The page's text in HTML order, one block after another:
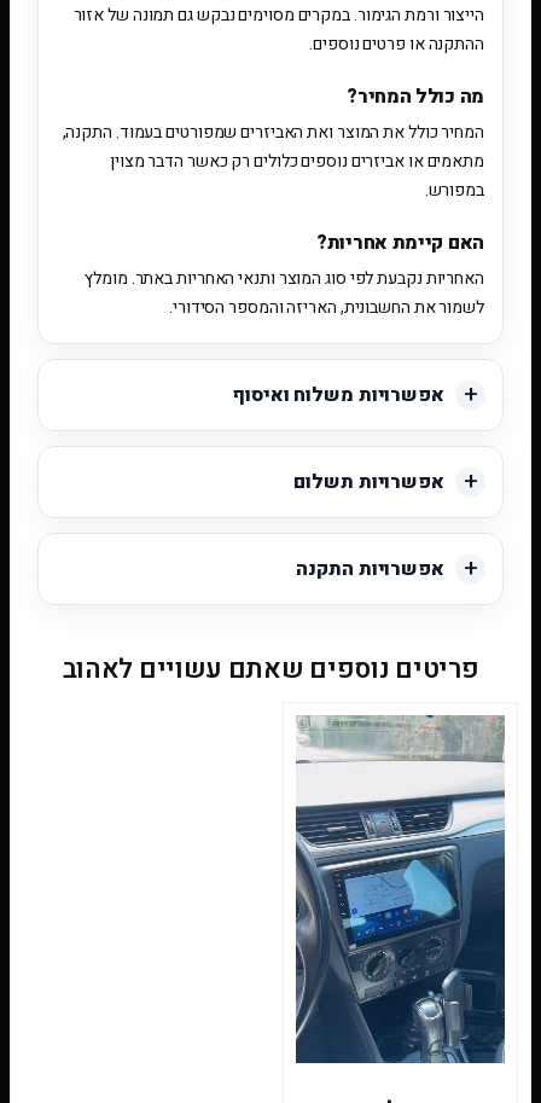
הייצור ורמת הגימור. במקרים מסוימים נבקש גם תמונה של אזור
ההתקנה או פרטים נוספים.
מה כולל המחיר?
המחיר כולל את המוצר ואת האביזרים שמפורטים בעמוד. התקנה,
מתאמים או אביזרים נוספים כלולים רק כאשר הדבר מצוין
במפורש.
האם קיימת אחריות?
האחריות נקבעת לפי סוג המוצר ותנאי האחריות באתר. מומלץ
לשמור את החשבונית, האריזה והמספר הסידורי.
אפשרויות משלוח ואיסוף
אפשרויות תשלום
אפשרויות התקנה
פריטים נוספים שאתם עשויים לאהוב